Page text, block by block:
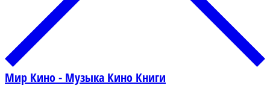
Мир Кино - Музыка Кино Книги